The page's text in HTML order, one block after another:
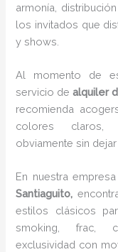
armonía,
los invitados que
y shows.
Al momento de
servicio dealquiler
recomienda
colores claros,
obviamente sin
En nuestra
Santiaguito,
estilos clásicos
smoking, frac,
exclusividad con